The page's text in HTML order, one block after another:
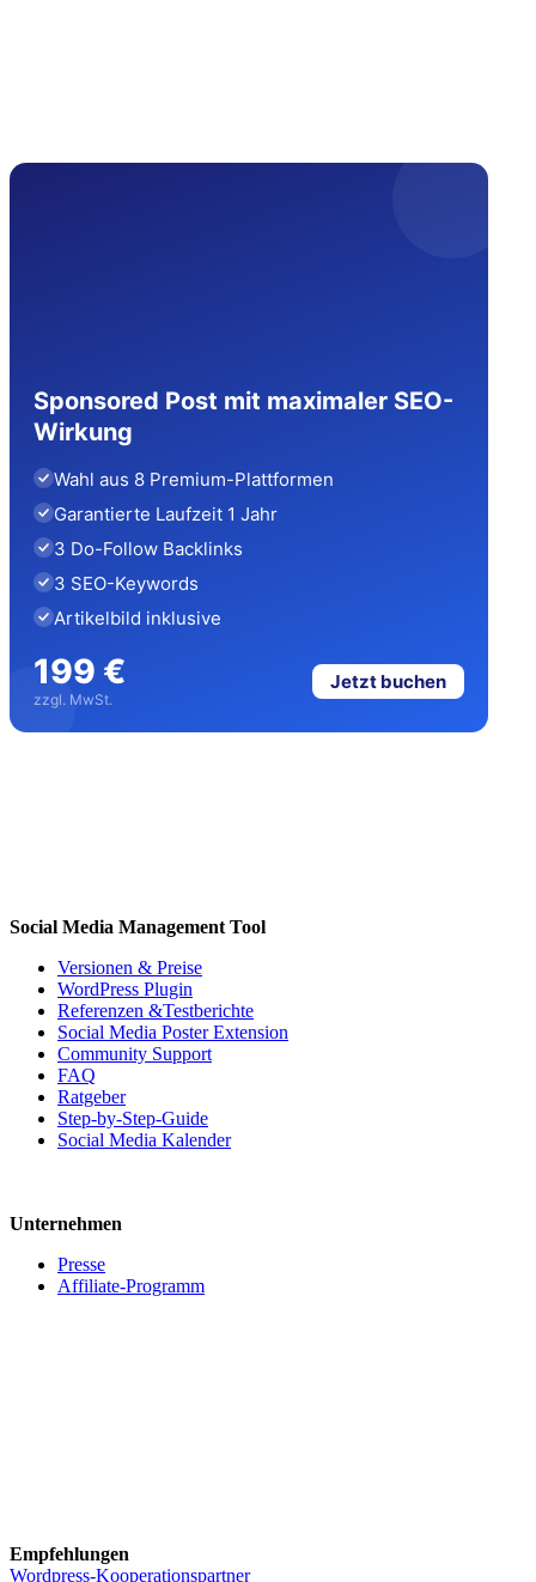
Sponsored Post mit maximaler SEO-
Wirkung
Wahl aus 8 Premium-Plattformen
Garantierte Laufzeit 1 Jahr
3 Do-Follow Backlinks
3 SEO-Keywords
Artikelbild inklusive
199 €
zzgl. MwSt.
Jetzt buchen
Social Media Management Tool
Versionen & Preise
WordPress Plugin
Referenzen &Testberichte
Social Media Poster Extension
Community Support
FAQ
Ratgeber
Step-by-Step-Guide
Social Media Kalender
Unternehmen
Presse
Affiliate-Programm
Empfehlungen
Wordpress-Kooperationspartner